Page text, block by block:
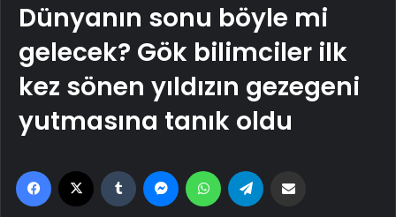
Dünyanın sonu böyle mi
gelecek? Gök bilimciler ilk
kez sönen yıldızın gezegeni
yutmasına tanık oldu
Facebook Tumblr MessengerWhatsApp